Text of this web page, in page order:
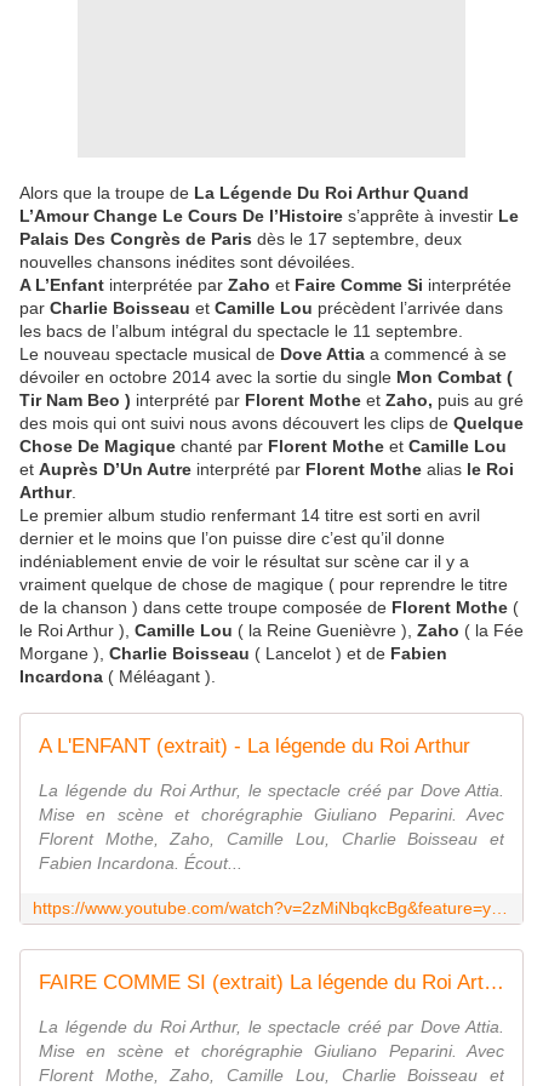
Alors que la troupe de La Légende Du Roi Arthur Quand
L’Amour Change Le Cours De l’Histoire s’apprête à investir Le
Palais Des Congrès de Paris dès le 17 septembre, deux
nouvelles chansons inédites sont dévoilées.
A L’Enfant interprétée par Zaho et Faire Comme Si interprétée
par Charlie Boisseau et Camille Lou précèdent l’arrivée dans
les bacs de l’album intégral du spectacle le 11 septembre.
Le nouveau spectacle musical de Dove Attia a commencé à se
dévoiler en octobre 2014 avec la sortie du single Mon Combat (
Tir Nam Beo ) interprété par Florent Mothe et Zaho, puis au gré
des mois qui ont suivi nous avons découvert les clips de Quelque
Chose De Magique chanté par Florent Mothe et Camille Lou
et Auprès D’Un Autre interprété par Florent Mothe alias le Roi
Arthur.
Le premier album studio renfermant 14 titre est sorti en avril
dernier et le moins que l’on puisse dire c’est qu’il donne
indéniablement envie de voir le résultat sur scène car il y a
vraiment quelque de chose de magique ( pour reprendre le titre
de la chanson ) dans cette troupe composée de Florent Mothe (
le Roi Arthur ), Camille Lou ( la Reine Guenièvre ), Zaho ( la Fée
Morgane ), Charlie Boisseau ( Lancelot ) et de Fabien
Incardona ( Méléagant ).
A L'ENFANT (extrait) - La légende du Roi Arthur
La légende du Roi Arthur, le spectacle créé par Dove Attia.
Mise en scène et chorégraphie Giuliano Peparini. Avec
Florent Mothe, Zaho, Camille Lou, Charlie Boisseau et
Fabien Incardona. Écout...
FAIRE COMME SI (extrait) La légende du Roi Arthur
La légende du Roi Arthur, le spectacle créé par Dove Attia.
Mise en scène et chorégraphie Giuliano Peparini. Avec
Florent Mothe, Zaho, Camille Lou, Charlie Boisseau et